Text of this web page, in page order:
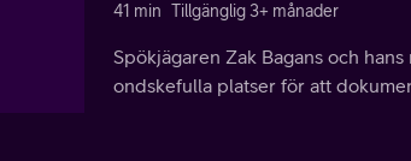
41 min Tillgänglig 3+ månader
Spökjägaren Zak Bagans och
ondskefulla platser för att